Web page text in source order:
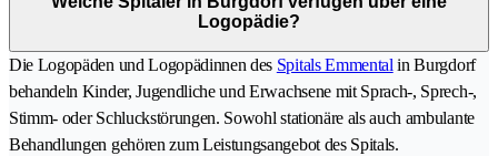
Logopädie?
Die Logopäden und Logopädinnen des Spitals Emmentalin Burgdorf
behandeln Kinder, Jugendliche und Erwachsene mit Sprach-, Sprech-,
Stimm- oder Schluckstörungen. Sowohl stationäre als auch ambulante
Behandlungen gehören zum Leistungsangebot des Spitals.